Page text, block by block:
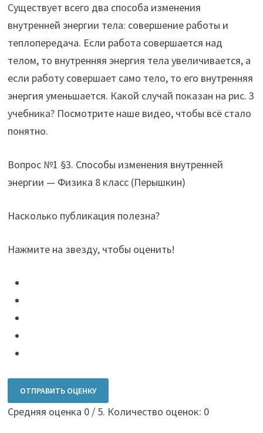
Существует всего два способа изменения
внутренней энергии тела: совершение работы и
теплопередача. Если работа совершается над
телом, то внутренняя энергия тела увеличивается, а
если работу совершает само тело, то его внутренняя
энергия уменьшается. Какой случай показан на рис. 3
учебника? Посмотрите наше видео, чтобы всё стало
понятно.
Вопрос №1 §3. Способы изменения внутренней
энергии — Физика 8 класс (Перышкин)
Насколько публикация полезна?
Нажмите на звезду, чтобы оценить!
ОТПРАВИТЬ ОЦЕНКУ
Средняя оценка 0/ 5. Количество оценок: 0